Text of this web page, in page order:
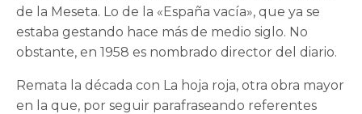
de la Meseta. Lo de la «España vacía», que ya se
estaba gestando hace más de medio siglo. No
obstante, en 1958 es nombrado director del diario.
Remata la década con La hoja roja, otra obra mayor
en la que, por seguir parafraseando referentes